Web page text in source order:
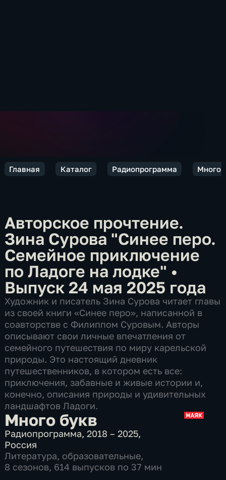
Главная Каталог Радиопрограмма Много
Авторское прочтение.
Зина Сурова "Синее перо.
Семейное приключение
по Ладоге на лодке" •
Выпуск 24 мая 2025 года
Художник и писатель Зина Сурова читает главы
из своей книги «Синее перо», написанной в
соавторстве с Филиппом Суровым. Авторы
описывают свои личные впечатления от
семейного путешествия по миру карельской
природы. Это настоящий дневник
путешественников, в котором есть все:
приключения, забавные и живые истории и,
конечно, описания природы и удивительных
ландшафтов Ладоги.
Много букв
Радиопрограмма,2018 – 2025,
Россия
Литература, образовательные,
8 сезонов, 614 выпусков по 37 мин